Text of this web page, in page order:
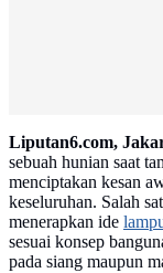
Liputan6.com,
sebuah hunian saat
menciptakan kesan
keseluruhan. Salah
menerapkan ide
sesuai konsep
pada siang maupun